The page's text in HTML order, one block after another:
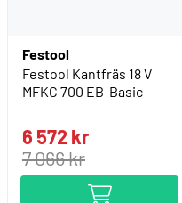
Festool
Festool Kantfräs 18 V
MFKC 700 EB-Basic
6 572 kr
7 066 kr